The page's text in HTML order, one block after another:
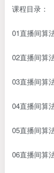
课程目录：
01直播间算
02直播间算
03直播间算
04直播间算
05直播间算
06直播间算